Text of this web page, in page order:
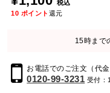
税込
10 ポイント 還元
15時まで
お電話でのご注文（代金
0120-99-3231 受付：